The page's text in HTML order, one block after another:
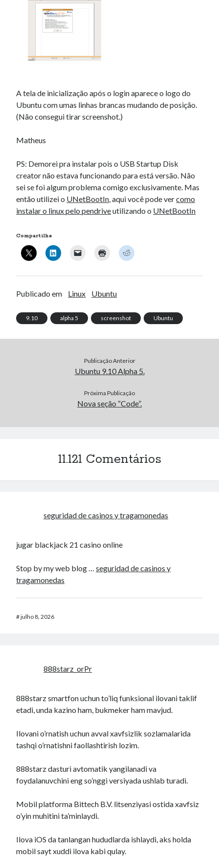
A tela de inicialização após o login aparece o logo do
Ubuntu com umas linhas brancas mudando de posição.
(Não consegui tirar screenshot.)
Matheus
PS: Demorei pra instalar pois o USB Startup Disk
creator não estava funcionando para está versão. Não
sei se foi algum problema comigo exclusivamente. Mas
então utilizei o UNetBootIn, aqui você pode vercomo
instalar o linux pelo pendriveutilizando o UNetBootIn
Compartilhe
Publicado em Linux Ubuntu
9.10 alpha 5 screenshot Ubuntu
Publicação Anterior
Ubuntu 9.10 Alpha 5.
Próxima Publicação
Nova seção “Code”.
11.121 Comentários
seguridad de casinos y tragamonedas
jugar blackjack 21 casino online
Stop by my web blog …seguridad de casinos y
tragamonedas
#julho 8, 2026
888starz_orPr
888starz smartfon uchun to’liq funksional ilovani taklif
etadi, unda kazino ham, bukmeker ham mavjud.
Ilovani o’rnatish uchun avval xavfsizlik sozlamalarida
tashqi o’rnatishni faollashtirish lozim.
888starz dasturi avtomatik yangilanadi va
foydalanuvchini eng so’nggi versiyada ushlab turadi.
Mobil platforma Bittech B.V. litsenziyasi ostida xavfsiz
o’yin muhitini ta’minlaydi.
Ilova iOS da tanlangan hududlarda ishlaydi, aks holda
mobil sayt xuddi ilova kabi qulay.